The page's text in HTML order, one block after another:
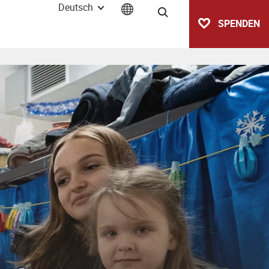
Deutsch
Suche
SPENDEN
mit Helvetas)